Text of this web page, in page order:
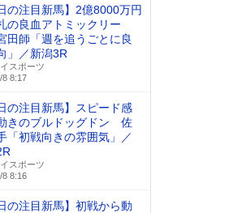
の注目新馬】2億8000万円
の良血アトミックリー
師「週を追うごとに良
」／新潟3R
スポーツ
8 8:17
の注目新馬】スピード感
きのブルドッグドン 佐
「初戦向きの雰囲気」／
スポーツ
8 8:16
の注目新馬】初戦から動